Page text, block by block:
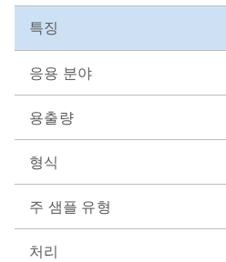
특징
응용 분야
용출량
형식
주 샘플 유형
처리